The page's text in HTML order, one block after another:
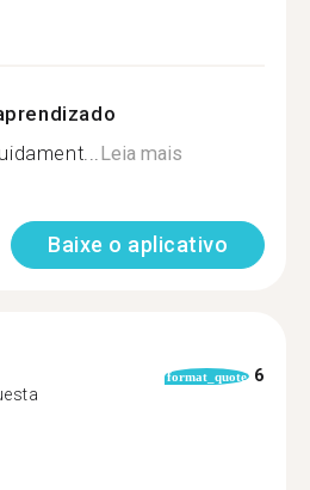
Leia mais
Baixe o aplicativo
format_quote 6